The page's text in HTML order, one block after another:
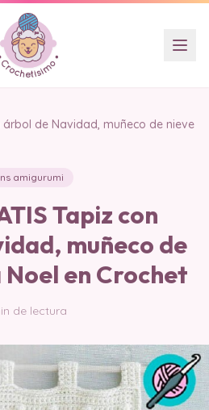
árbol de Navidad, muñeco de nieve
amigurumi
Tapiz con
muñeco de
Noel en Crochet
de lectura